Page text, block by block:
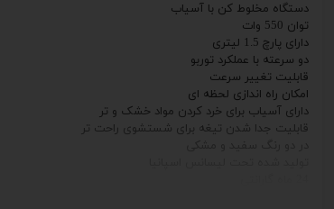
دستگاه مخلوط کن با آسیاب
توان 550 وات
دارای پارچ 1.5 لیتری
دو سرعته با عملکرد توربو
قابلیت تغییر سرعت
امکان راه اندازی لحظه ای
دارای آسیاب برای خرد کردن مواد خشک و تر
قابلیت جدا شدن تیغه برای شستشوی راحت تر